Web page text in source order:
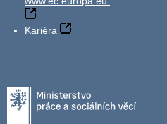
Kariéra